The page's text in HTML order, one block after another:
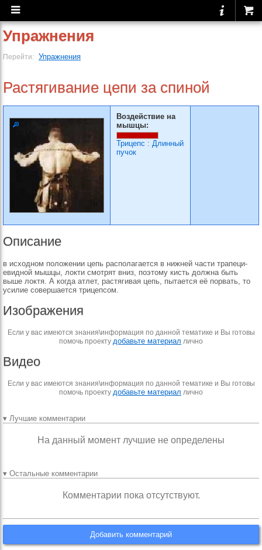
Упражнения
Перейти: Упражнения
Растягивание цепи за спиной
Воздействие на
мышцы:
Трицепс : Длинный
пучок
Описание
в исходном по­ложении цепь располагает­ся в нижней части трапеци­
евидной мышцы, локти смотрят вниз, поэтому кисть должна быть
выше локтя. А когда атлет, рас­тягивая цепь, пытается её порвать, то
усилие совер­шается трицепсом.
Изображения
Если у вас имеются знания\информация по данной тематике и Вы готовы
помочь проекту добавьте материал лично
Видео
Если у вас имеются знания\информация по данной тематике и Вы готовы
помочь проекту добавьте материал лично
▾ Лучшие комментарии
На данный момент лучшие не определены
▾ Остальные комментарии
Комментарии пока отсутствуют.
Добавить комментарий